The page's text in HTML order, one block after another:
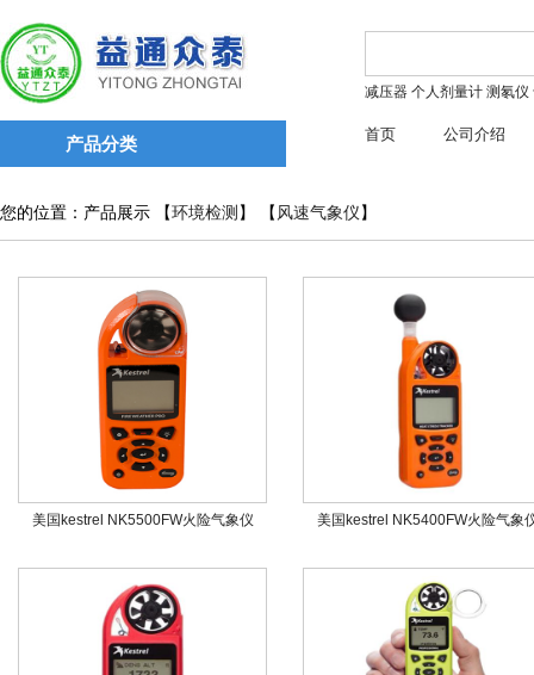
产品分类
减压器 个人剂量计 测氡仪
首页 公司介绍
您的位置：产品展示 【环境检测 】 【 风速气象仪 】
美国kestrel NK5500FW火险气象仪 美国kestrel NK5400FW火险气象